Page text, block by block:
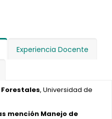
Experiencia Docente
, Universidad de
mención Manejo de